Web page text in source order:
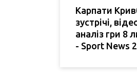
Карпати
зустрічі,
аналіз гри 8
- Sport News